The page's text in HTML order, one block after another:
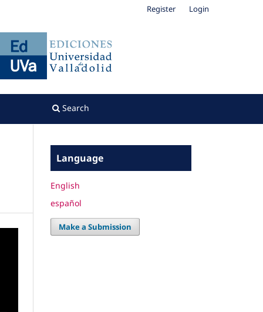
Search
Register Login
Language
English
español
Make a Submission